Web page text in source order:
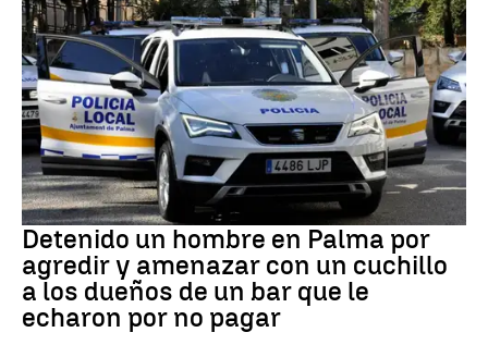
Detención
Detenido un hombre en Palma por
agredir y amenazar con un cuchillo
a los dueños de un bar que le
echaron por no pagar